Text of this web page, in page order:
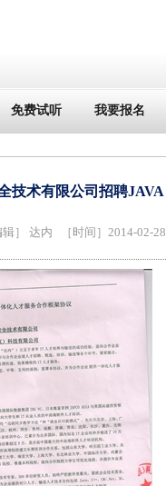
免费试听 我要报名
技术有限公司招聘JAVA
］ 达内 ［时间］2014-02-28